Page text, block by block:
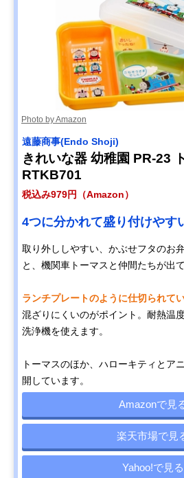
Photo by Amazon
遠藤商事(Endo Shoji)
きれいな器 幼稚園 PR-23
RTKB701
税込み979円（Amazon）
4つに分かれて盛り付けやす
取り外ししやすい、かぶせフタのお
と、機関車トーマスと仲間たちが出て
ランチプレートのように仕切られて
混ざりにくいのがポイント。耐熱温
洗浄機を使えます。
トーマスのほか、ハローキティとア
開しています。
Amazonで見
楽天市場で見
Yahoo!で見る